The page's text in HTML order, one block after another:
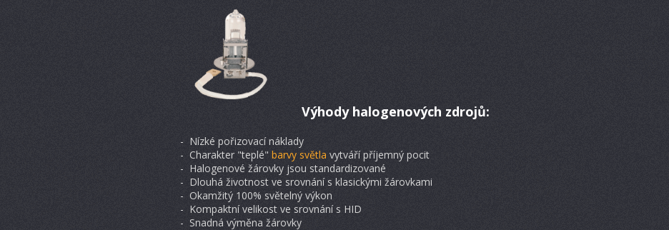
Výhodyhalogenových zdrojů:
- Nízké pořizovací náklady
- Charakter "teplé" barvy světla vytváří příjemný pocit
- Halogenové žárovky jsou standardizované
- Dlouhá životnost ve srovnání s klasickými žárovkami
- Okamžitý 100% světelný výkon
- Kompaktní velikost ve srovnání s HID
- Snadná výměna žárovky